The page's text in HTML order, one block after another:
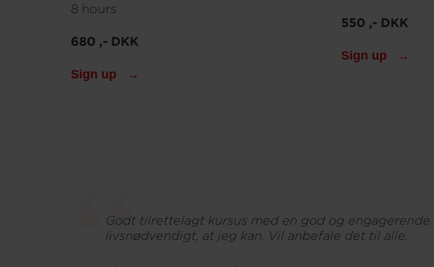
8 hours
680 ,- DKK
Sign up
550 ,- DKK
Sign up
Godt tilrettelagt kursus med en god og
livsnødvendigt, at jeg kan. Vil anbefale det til alle.